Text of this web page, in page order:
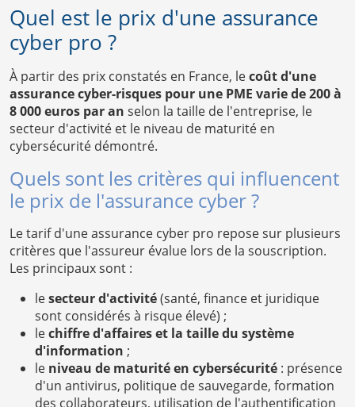
Quel est le prix d'une assurance
cyber pro ?
À partir des prix constatés en France, lecoût d'une
assurance cyber-risques pour une PME varie de 200 à
8 000 euros par an selon la taille de l'entreprise, le
secteur d'activité et le niveau de maturité en
cybersécurité démontré.
Quels sont les critères qui influencent
le prix de l'assurance cyber ?
Le tarif d'une assurance cyber pro repose sur plusieurs
critères que l'assureur évalue lors de la souscription.
Les principaux sont :
lesecteur d'activité(santé, finance et juridique
sont considérés à risque élevé) ;
lechiffre d'affaires et la taille du système
d'information ;
le niveau de maturité en cybersécurité : présence
d'un antivirus, politique de sauvegarde, formation
des collaborateurs, utilisation de l'authentification